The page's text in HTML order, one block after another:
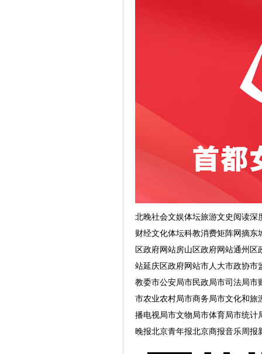
北晚社会文娱体坛旅游文史阅读
财经文化体坛科教消费矩阵网摘
区政府网站房山区政府网站通州
站延庆区政府网站市人大市政协
教委市公安局市民政局市司法局
市农业农村局市商务局市文化和
播电视局市文物局市体育局市统
晚报北京青年报北京商报音乐周